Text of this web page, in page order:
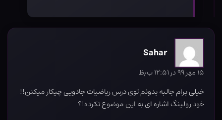
Sahar
۱۵ مهر ۹۹ در ۱۲:۵۱ ب٫ظ
خیلی برام جالبه بدونم توی درس ریاضیات جادویی چیکار میکنن!!
خود رولینگ اشاره ای به این موضوع نکرده!؟